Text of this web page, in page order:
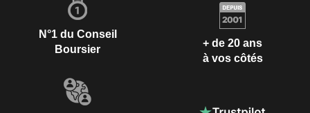
N°1 du Conseil
Boursier
+ de 20 ans
à vos côtés